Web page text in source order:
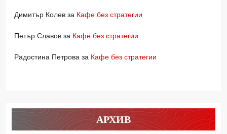
Димитър Колев за Кафе без стратегии
Петър Славов за Кафе без стратегии
Радостина Петрова за Кафе без стратегии
АРХИВ